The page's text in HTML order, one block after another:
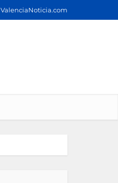
ValenciaNoticia.com